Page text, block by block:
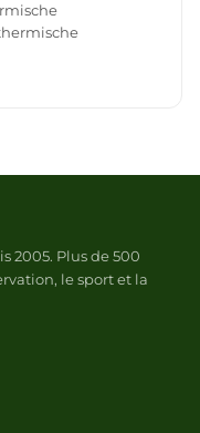
2005. Plus de 500
le sport et la